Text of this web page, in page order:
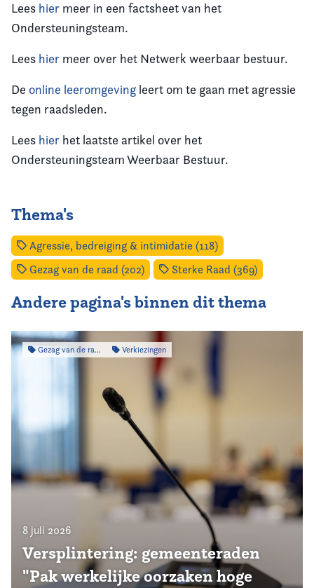
Lees hier meer in een factsheet van het
Ondersteuningsteam.
Lees hier meer over het Netwerk weerbaar bestuur.
De online leeromgeving leert om te gaan met agressie
tegen raadsleden.
Lees hier het laatste artikel over het
Ondersteuningsteam Weerbaar Bestuur.
Thema's
Agressie, bedreiging & intimidatie (118)
Gezag van de raad (202)
Sterke Raad (369)
Andere pagina's binnen dit thema
Gezag van de raad Verkiezingen
8 juli 2026
Versplintering: gemeenteraden
"Pak werkelijke oorzaken hoge